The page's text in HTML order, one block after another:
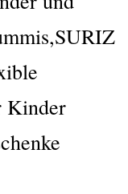
Kinder